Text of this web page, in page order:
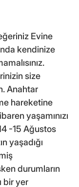
Evine
kendinize
size
Anahtar
hareketine
yaşamınızı
-15 Ağustos
yaşadığı
durumların
bir yer